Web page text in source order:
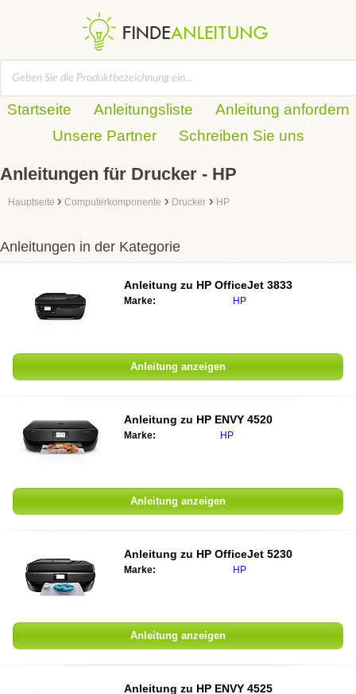
Startseite Anleitungsliste
Anleitung anfordern
Unsere Partner
Schreiben Sie uns
Anleitungen für Drucker - HP
Hauptseite › Computerkomponente › Drucker › HP
Anleitungen in der Kategorie
Anleitung zu HP OfficeJet 3833
Marke: HP
Anleitung anzeigen
Anleitung zu HP ENVY 4520
Marke: HP
Anleitung anzeigen
Anleitung zu HP OfficeJet 5230
Marke: HP
Anleitung anzeigen
Anleitung zu HP ENVY 4525